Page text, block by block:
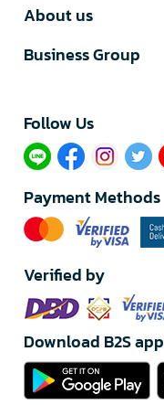
About us
Business Group
Follow Us​
Payment Methods
Verified by
Download B2S app